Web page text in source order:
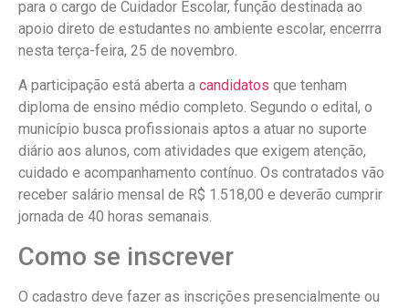
para o cargo de Cuidador Escolar, função destinada ao
apoio direto de estudantes no ambiente escolar, encerrra
nesta terça-feira, 25 de novembro.
A participação está aberta a candidatos que tenham
diploma de ensino médio completo. Segundo o edital, o
município busca profissionais aptos a atuar no suporte
diário aos alunos, com atividades que exigem atenção,
cuidado e acompanhamento contínuo. Os contratados vão
receber salário mensal de R$ 1.518,00 e deverão cumprir
jornada de 40 horas semanais.
Como se inscrever
O cadastro deve fazer as inscrições presencialmente ou